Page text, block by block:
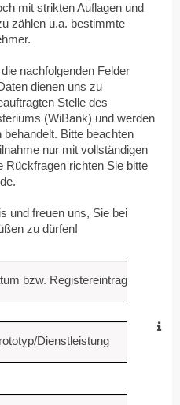
mit strikten Auflagen und
zählen u.a. bestimmte
nachfolgenden Felder
dienen uns zu
Stelle des
(WiBank) und werden
Bitte beachten
nur mit vollständigen
Rückfragen richten Sie bitte
und freuen uns, Sie bei
zu dürfen!
bzw. Registereintrag
Dienstleistung